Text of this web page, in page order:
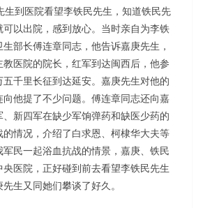
生到医院看望李铁民先生，知道铁民先
以出院，感到放心。当时亲自为李铁
部长傅连章同志，他告诉嘉庚先生，
医院的院长，红军到达闽西后，他参
千里长征到达延安。嘉庚先生对他的
他提了不少问题。傅连章同志还向嘉
、新四军在缺少军饷弹药和缺医少药的
情况，介绍了白求恩、柯棣华大夫等
民一起浴血抗战的情景，嘉庚、铁民
医院，正好碰到前去看望李铁民先生
生又同她们攀谈了好久。